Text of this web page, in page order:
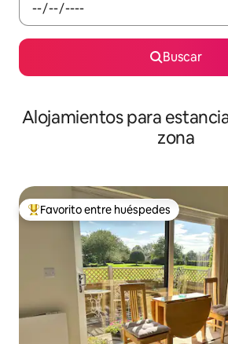
Buscar
Alojamientos para
zona
De los mejores en Favorito entre
Favorito entre huéspedes